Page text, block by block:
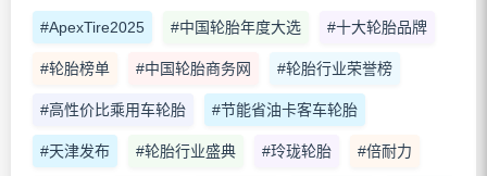
#ApexTire2025 #中国轮胎年度大选 #十大轮胎品牌
#轮胎榜单 #中国轮胎商务网 #轮胎行业荣誉榜
#高性价比乘用车轮胎 #节能省油卡客车轮胎
#天津发布 #轮胎行业盛典 #玲珑轮胎 #倍耐力